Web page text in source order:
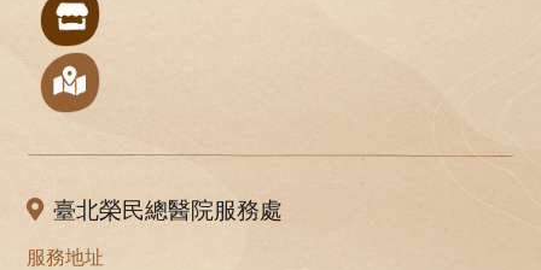
臺北榮民總醫院服務處
服務地址